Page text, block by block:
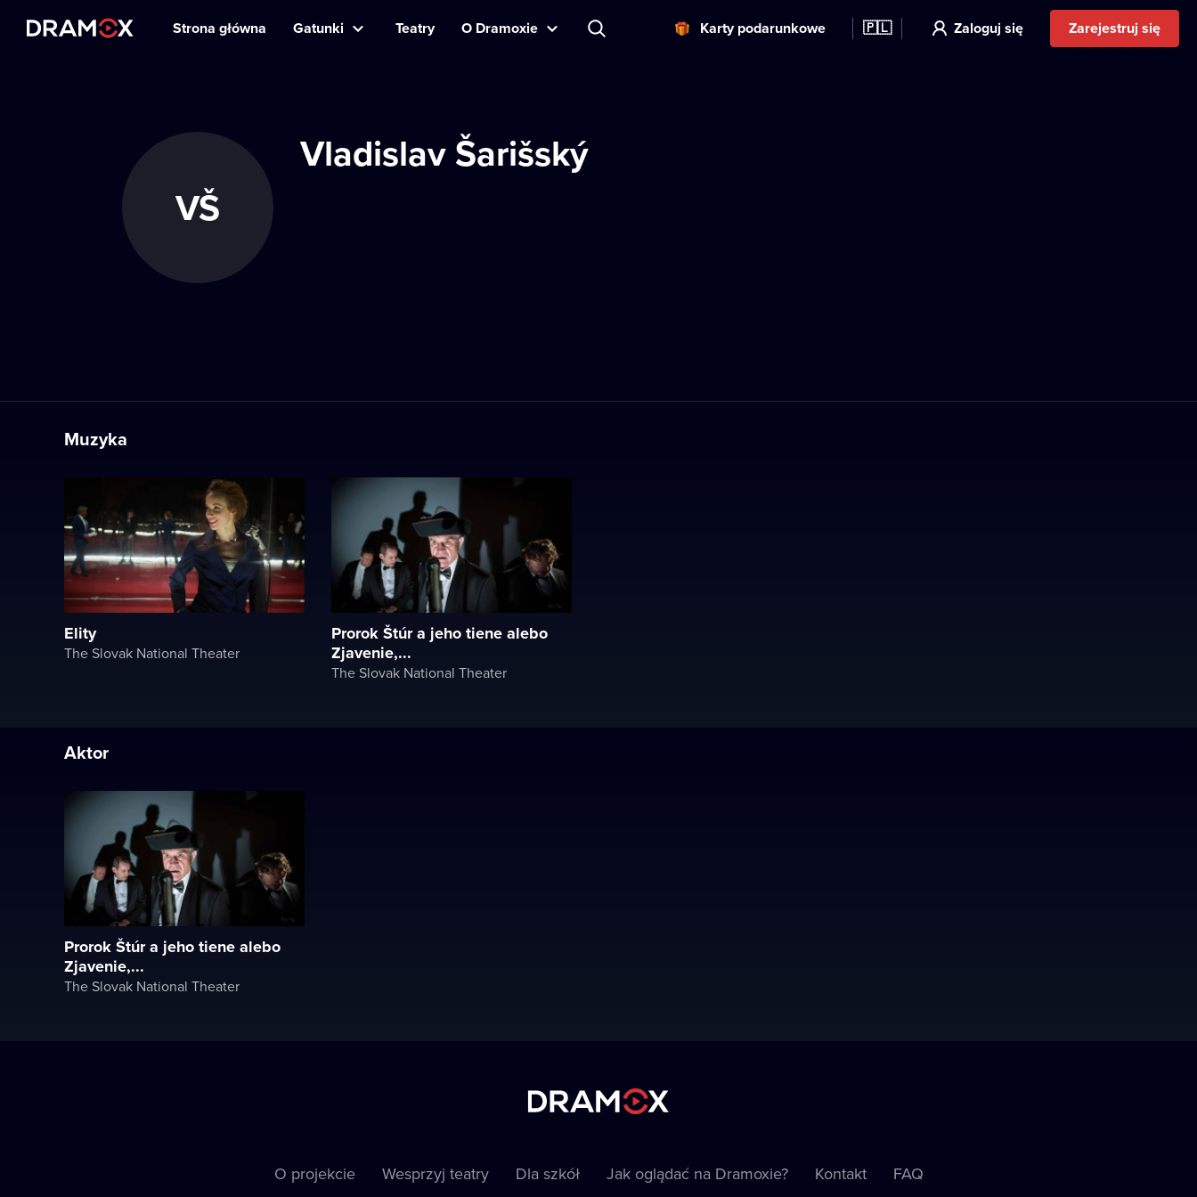
Strona główna Gatunki Teatry O Dramoxie Karty podarunkowe 🇵🇱 Zaloguj się Zarejestruj się
VŠ
Vladislav Šarišský
Muzyka
Elity
The Slovak National Theater
Prorok Štúr a jeho tiene alebo
Zjavenie,...
The Slovak National Theater
Aktor
Prorok Štúr a jeho tiene alebo
Zjavenie,...
The Slovak National Theater
O projekcie Wesprzyj teatry Dla szkół Jak oglądać na Dramoxie? Kontakt FAQ